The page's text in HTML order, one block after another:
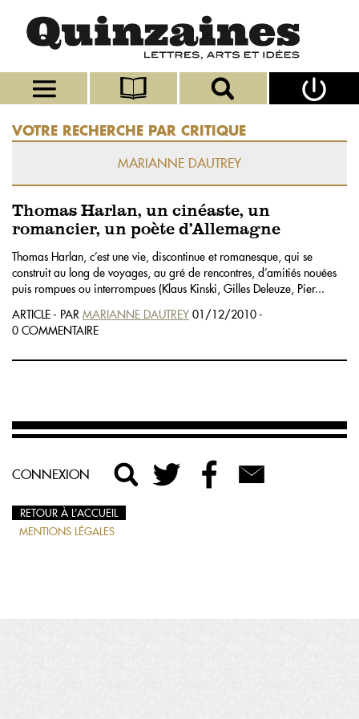
VOTRE RECHERCHE PAR CRITIQUE
MARIANNE DAUTREY
Thomas Harlan, un cinéaste, un
romancier, un poète d’Allemagne
Thomas Harlan, c’est une vie, discontinue et romanesque, qui se
construit au long de voyages, au gré de rencontres, d’amitiés nouées
puis rompues ou interrompues (Klaus Kinski, Gilles Deleuze, Pier...
ARTICLE - PAR MARIANNE DAUTREY 01/12/2010 -
0 COMMENTAIRE
CONNEXION
RETOUR À L’ACCUEIL
MENTIONS LÉGALES